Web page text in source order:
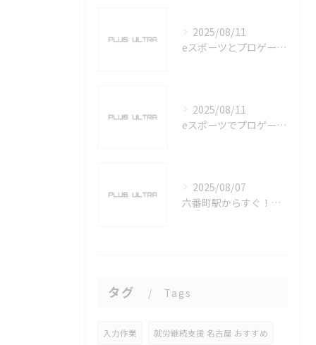
2025/08/11
eスポーツとプロゲーマーを六番町駅で目指すための実践ガイド
2025/08/11
eスポーツでプロゲーマーを目指す愛知県名古屋市の最新キャリアガイド
2025/08/07
六番町駅からすぐ！名古屋のeスポーツ施設で快適なプレイ環境を確保
タグ Tags
入力作業 就労継続支援 名古屋 おすすめ